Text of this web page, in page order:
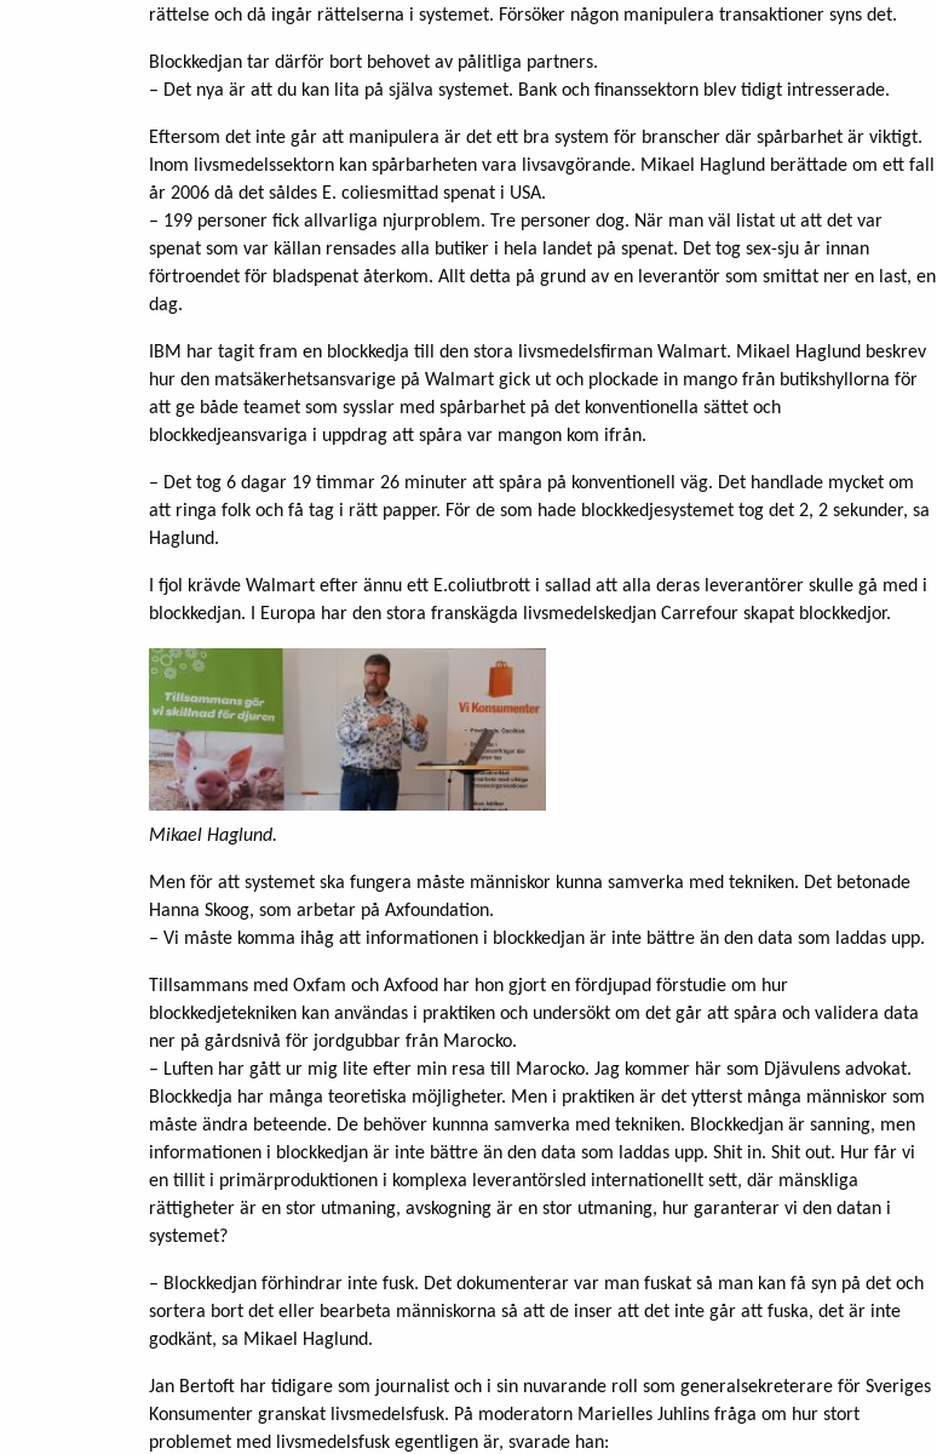
rättelse och då ingår rättelserna i systemet. Försöker någon manipulera transaktioner syns det.
Blockkedjan tar därför bort behovet av pålitliga partners.
– Det nya är att du kan lita på själva systemet. Bank och finanssektorn blev tidigt intresserade.
Eftersom det inte går att manipulera är det ett bra system för branscher där spårbarhet är viktigt.
Inom livsmedelssektorn kan spårbarheten vara livsavgörande. Mikael Haglund berättade om ett fall
år 2006 då det såldes E. coliesmittad spenat i USA.
– 199 personer fick allvarliga njurproblem. Tre personer dog. När man väl listat ut att det var
spenat som var källan rensades alla butiker i hela landet på spenat. Det tog sex-sju år innan
förtroendet för bladspenat återkom. Allt detta på grund av en leverantör som smittat ner en last, en
dag.
IBM har tagit fram en blockkedja till den stora livsmedelsfirman Walmart. Mikael Haglund beskrev
hur den matsäkerhetsansvarige på Walmart gick ut och plockade in mango från butikshyllorna för
att ge både teamet som sysslar med spårbarhet på det konventionella sättet och
blockkedjeansvariga i uppdrag att spåra var mangon kom ifrån.
– Det tog 6 dagar 19 timmar 26 minuter att spåra på konventionell väg. Det handlade mycket om
att ringa folk och få tag i rätt papper. För de som hade blockkedjesystemet tog det 2, 2 sekunder, sa
Haglund.
I fjol krävde Walmart efter ännu ett E.coliutbrott i sallad att alla deras leverantörer skulle gå med i
blockkedjan. I Europa har den stora franskägda livsmedelskedjan Carrefour skapat blockkedjor.
Mikael Haglund.
Men för att systemet ska fungera måste människor kunna samverka med tekniken. Det betonade
Hanna Skoog, som arbetar på Axfoundation.
– Vi måste komma ihåg att informationen i blockkedjan är inte bättre än den data som laddas upp.
Tillsammans med Oxfam och Axfood har hon gjort en fördjupad förstudie om hur
blockkedjetekniken kan användas i praktiken och undersökt om det går att spåra och validera data
ner på gårdsnivå för jordgubbar från Marocko.
– Luften har gått ur mig lite efter min resa till Marocko. Jag kommer här som Djävulens advokat.
Blockkedja har många teoretiska möjligheter. Men i praktiken är det ytterst många människor som
måste ändra beteende. De behöver kunnna samverka med tekniken. Blockkedjan är sanning, men
informationen i blockkedjan är inte bättre än den data som laddas upp. Shit in. Shit out. Hur får vi
en tillit i primärproduktionen i komplexa leverantörsled internationellt sett, där mänskliga
rättigheter är en stor utmaning, avskogning är en stor utmaning, hur garanterar vi den datan i
systemet?
– Blockkedjan förhindrar inte fusk. Det dokumenterar var man fuskat så man kan få syn på det och
sortera bort det eller bearbeta människorna så att de inser att det inte går att fuska, det är inte
godkänt, sa Mikael Haglund.
Jan Bertoft har tidigare som journalist och i sin nuvarande roll som generalsekreterare för Sveriges
Konsumenter granskat livsmedelsfusk. På moderatorn Marielles Juhlins fråga om hur stort
problemet med livsmedelsfusk egentligen är, svarade han: